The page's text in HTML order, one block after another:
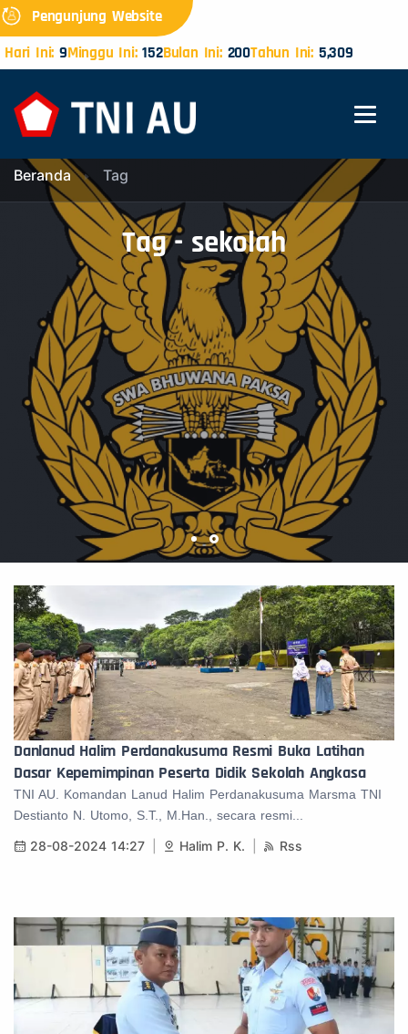
Pengunjung Website
Hari Ini: 9Minggu Ini:152Bulan Ini:200Tahun Ini: 5,309
Beranda Tag
Tag - sekolah
Danlanud Halim Perdanakusuma Resmi Buka Latihan
Dasar Kepemimpinan Peserta Didik Sekolah Angkasa
TNI AU. Komandan Lanud Halim Perdanakusuma Marsma TNI
Destianto N. Utomo, S.T., M.Han., secara resmi...
28-08-2024 14:27 Halim P. K. Rss